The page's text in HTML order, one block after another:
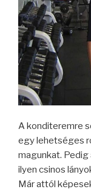
A konditeremre
egy lehetséges
magunkat. Pedig
ilyen csinos
Már attól